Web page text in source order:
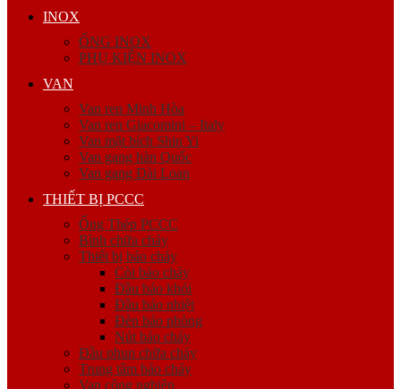
INOX
ỐNG INOX
PHỤ KIỆN INOX
VAN
Van ren Minh Hòa
Van ren Giacomini – Italy
Van mặt bích Shin Yi
Van gang hàn Quốc
Van gang Đài Loan
THIẾT BỊ PCCC
Ống Thép PCCC
Bình chữa cháy
Thiết bị báo cháy
Còi báo cháy
Đầu báo khói
Đầu báo nhiệt
Đèn báo phòng
Nút báo cháy
Đầu phun chữa cháy
Trung tâm báo cháy
Van công nghiệp